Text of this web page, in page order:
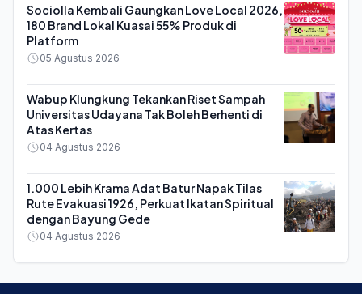
Sociolla Kembali Gaungkan Love Local 2026,
180 Brand Lokal Kuasai 55% Produk di
Platform
05 Agustus 2026
Wabup Klungkung Tekankan Riset Sampah
Universitas Udayana Tak Boleh Berhenti di
Atas Kertas
04 Agustus 2026
1.000 Lebih Krama Adat Batur Napak Tilas
Rute Evakuasi 1926, Perkuat Ikatan Spiritual
dengan Bayung Gede
04 Agustus 2026